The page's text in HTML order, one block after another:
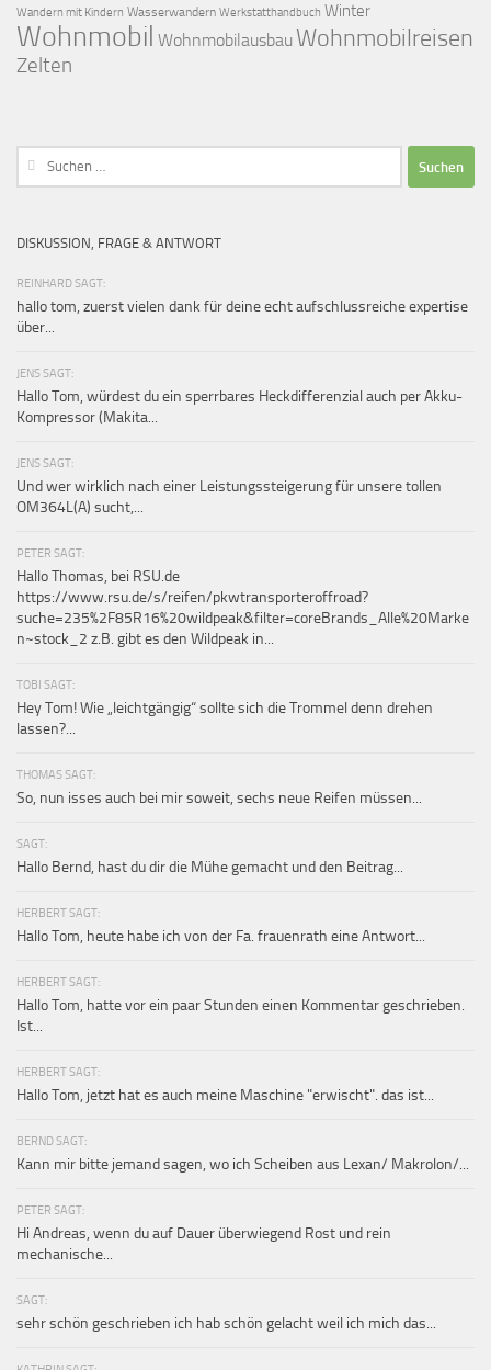
Wandern mit Kindern Wasserwandern Werkstatthandbuch Winter
Wohnmobil Wohnmobilausbau Wohnmobilreisen
Zelten
Suchen
DISKUSSION, FRAGE & ANTWORT
REINHARD SAGT:
hallo tom, zuerst vielen dank für deine echt aufschlussreiche expertise
über...
JENS SAGT:
Hallo Tom, würdest du ein sperrbares Heckdifferenzial auch per Akku-
Kompressor (Makita...
JENS SAGT:
Und wer wirklich nach einer Leistungssteigerung für unsere tollen
OM364L(A) sucht,...
PETER SAGT:
Hallo Thomas, bei RSU.de
https://www.rsu.de/s/reifen/pkwtransporteroffroad?
suche=235%2F85R16%20wildpeak&filter=coreBrands_Alle%20Marke
n~stock_2 z.B. gibt es den Wildpeak in...
TOBI SAGT:
Hey Tom! Wie „leichtgängig“ sollte sich die Trommel denn drehen
lassen?...
THOMAS SAGT:
So, nun isses auch bei mir soweit, sechs neue Reifen müssen...
SAGT:
Hallo Bernd, hast du dir die Mühe gemacht und den Beitrag...
HERBERT SAGT:
Hallo Tom, heute habe ich von der Fa. frauenrath eine Antwort...
HERBERT SAGT:
Hallo Tom, hatte vor ein paar Stunden einen Kommentar geschrieben.
Ist...
HERBERT SAGT:
Hallo Tom, jetzt hat es auch meine Maschine "erwischt". das ist...
BERND SAGT:
Kann mir bitte jemand sagen, wo ich Scheiben aus Lexan/ Makrolon/...
PETER SAGT:
Hi Andreas, wenn du auf Dauer überwiegend Rost und rein
mechanische...
SAGT:
sehr schön geschrieben ich hab schön gelacht weil ich mich das...